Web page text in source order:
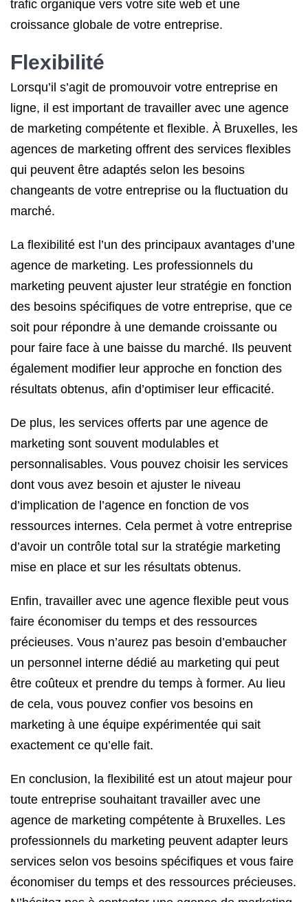
trafic organique vers votre site web et une
croissance globale de votre entreprise.
Flexibilité
Lorsqu’il s’agit de promouvoir votre entreprise en
ligne, il est important de travailler avec une agence
de marketing compétente et flexible. À Bruxelles, les
agences de marketing offrent des services flexibles
qui peuvent être adaptés selon les besoins
changeants de votre entreprise ou la fluctuation du
marché.
La flexibilité est l’un des principaux avantages d’une
agence de marketing. Les professionnels du
marketing peuvent ajuster leur stratégie en fonction
des besoins spécifiques de votre entreprise, que ce
soit pour répondre à une demande croissante ou
pour faire face à une baisse du marché. Ils peuvent
également modifier leur approche en fonction des
résultats obtenus, afin d’optimiser leur efficacité.
De plus, les services offerts par une agence de
marketing sont souvent modulables et
personnalisables. Vous pouvez choisir les services
dont vous avez besoin et ajuster le niveau
d’implication de l’agence en fonction de vos
ressources internes. Cela permet à votre entreprise
d’avoir un contrôle total sur la stratégie marketing
mise en place et sur les résultats obtenus.
Enfin, travailler avec une agence flexible peut vous
faire économiser du temps et des ressources
précieuses. Vous n’aurez pas besoin d’embaucher
un personnel interne dédié au marketing qui peut
être coûteux et prendre du temps à former. Au lieu
de cela, vous pouvez confier vos besoins en
marketing à une équipe expérimentée qui sait
exactement ce qu’elle fait.
En conclusion, la flexibilité est un atout majeur pour
toute entreprise souhaitant travailler avec une
agence de marketing compétente à Bruxelles. Les
professionnels du marketing peuvent adapter leurs
services selon vos besoins spécifiques et vous faire
économiser du temps et des ressources précieuses.